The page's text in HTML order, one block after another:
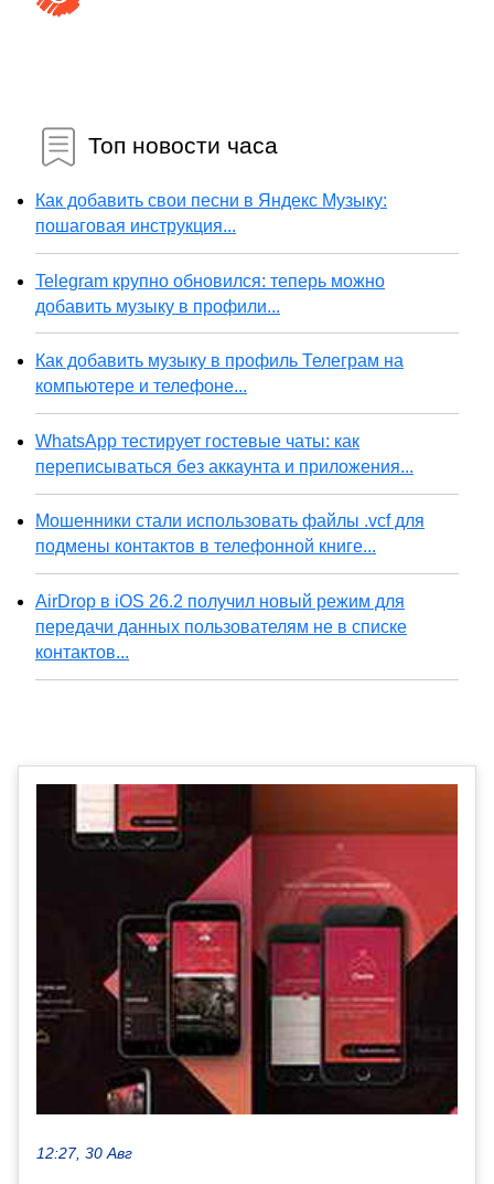
Топ новости часа
Как добавить свои песни в Яндекс Музыку:
пошаговая инструкция...
Telegram крупно обновился: теперь можно
добавить музыку в профили...
Как добавить музыку в профиль Телеграм на
компьютере и телефоне...
WhatsApp тестирует гостевые чаты: как
переписываться без аккаунта и приложения...
Мошенники стали использовать файлы .vcf для
подмены контактов в телефонной книге...
AirDrop в iOS 26.2 получил новый режим для
передачи данных пользователям не в списке
контактов...
12:27, 30 Авг